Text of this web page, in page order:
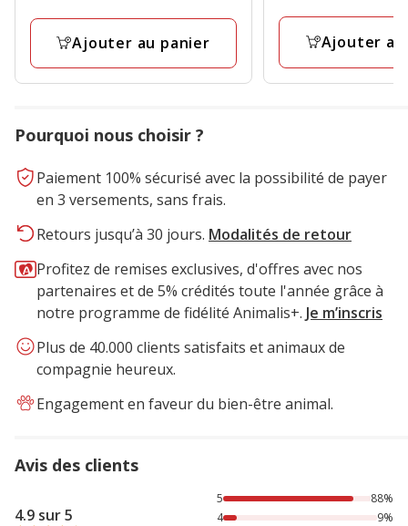
Ajouter au panier Ajouter
Pourquoi nous choisir ?
Paiement 100% sécurisé avec la possibilité de payer
en 3 versements, sans frais.
Retours jusqu’à 30 jours. Modalités de retour
Profitez de remises exclusives, d'offres avec nos
partenaires et de 5% crédités toute l'année grâce à
notre programme de fidélité Animalis+. Je m’inscris
Plus de 40.000 clients satisfaits et animaux de
compagnie heureux.
Engagement en faveur du bien-être animal.
Avis des clients
4.9 sur 5
88% des personnes lont noté avec {1} étoiles, 9% des
5
88%
4
9%